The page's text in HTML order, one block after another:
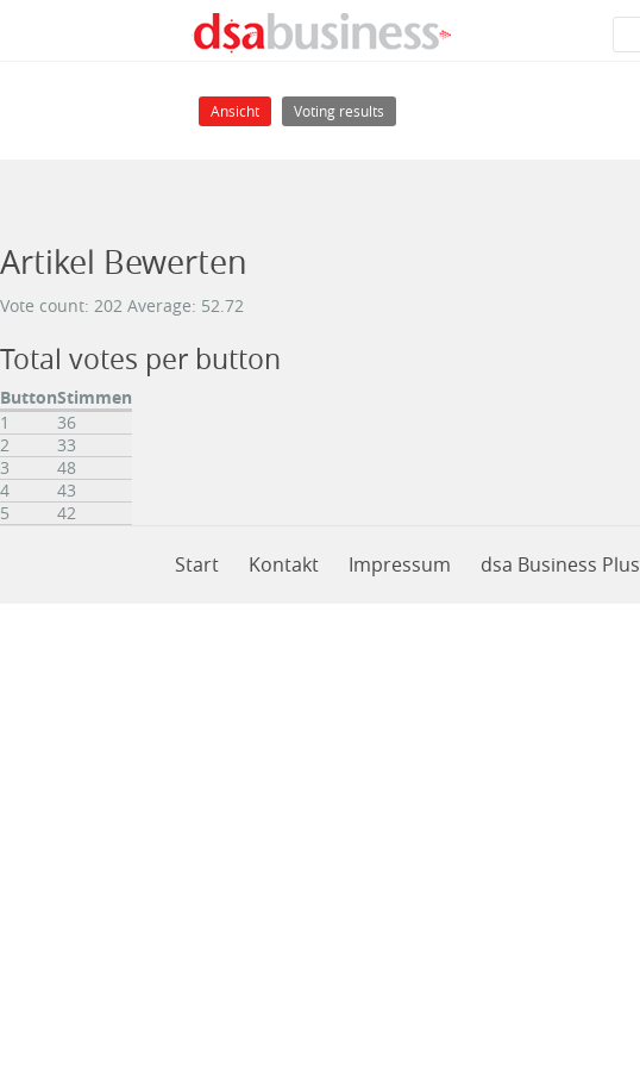
Haupt-Reiter
Ansicht Voting results
Artikel Bewerten
Vote count: 202 Average: 52.72
Total votes per button
ButtonStimmen
1
36
2
33
3
48
4
43
5
42
Start Kontakt Impressum dsa Business Plus